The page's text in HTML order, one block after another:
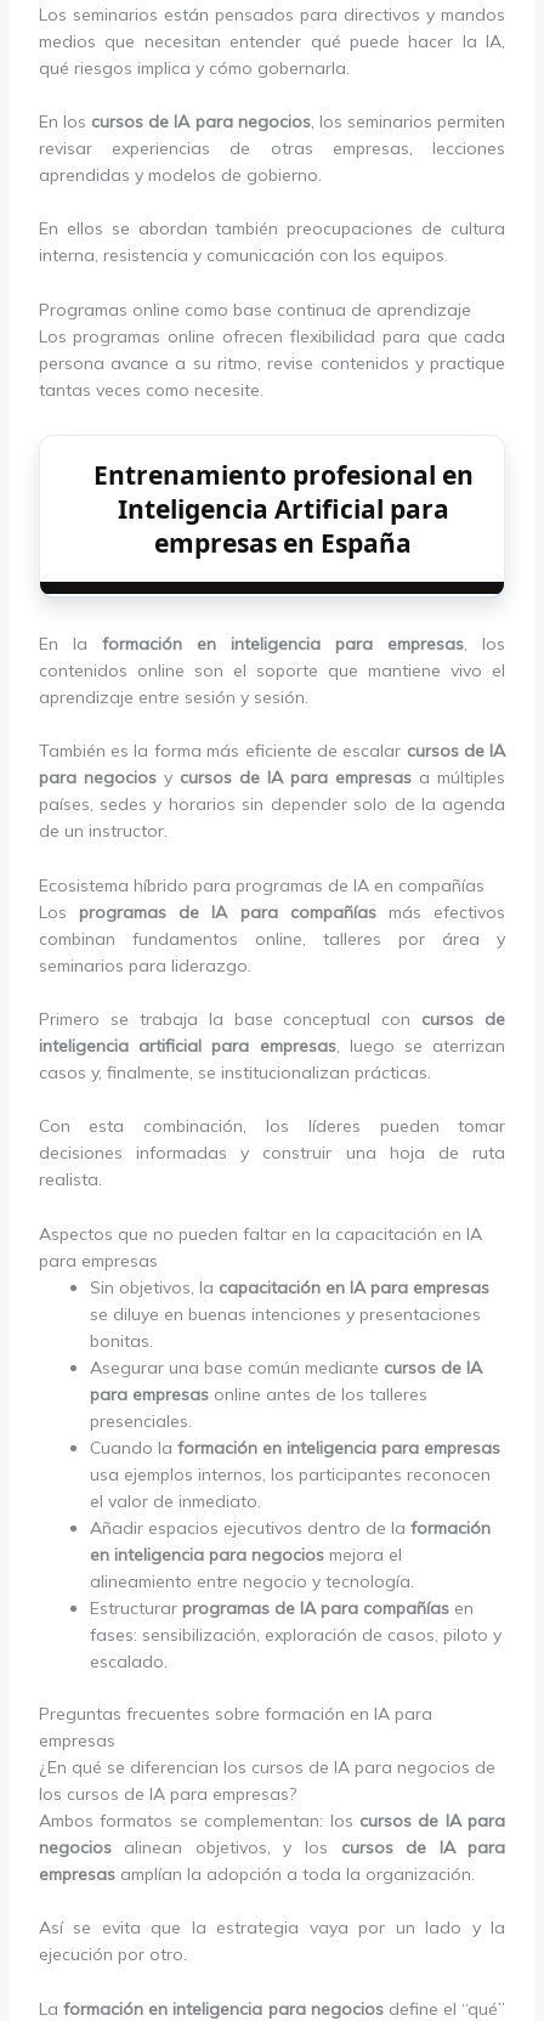
Los seminarios están pensados para directivos y mandos
medios que necesitan entender qué puede hacer la IA,
qué riesgos implica y cómo gobernarla.
En los cursos de IA para negocios, los seminarios permiten
revisar experiencias de otras empresas, lecciones
aprendidas y modelos de gobierno.
En ellos se abordan también preocupaciones de cultura
interna, resistencia y comunicación con los equipos.
Programas online como base continua de aprendizaje
Los programas online ofrecen flexibilidad para que cada
persona avance a su ritmo, revise contenidos y practique
tantas veces como necesite.
Entrenamiento profesional en
Inteligencia Artificial para
empresas en España
En la formación en inteligencia para empresas, los
contenidos online son el soporte que mantiene vivo el
aprendizaje entre sesión y sesión.
También es la forma más eficiente de escalar cursos de IA
para negociosy cursos de IA para empresas a múltiples
países, sedes y horarios sin depender solo de la agenda
de un instructor.
Ecosistema híbrido para programas de IA en compañías
Los programas de IA para compañíasmás efectivos
combinan fundamentos online, talleres por área y
seminarios para liderazgo.
Primero se trabaja la base conceptual con cursos de
inteligencia artificial para empresas, luego se aterrizan
casos y, finalmente, se institucionalizan prácticas.
Con esta combinación, los líderes pueden tomar
decisiones informadas y construir una hoja de ruta
realista.
Aspectos que no pueden faltar en la capacitación en IA
para empresas
Sin objetivos, la capacitación en IA para empresas
se diluye en buenas intenciones y presentaciones
bonitas.
Asegurar una base común mediante cursos de IA
para empresasonline antes de los talleres
presenciales.
Cuando la formación en inteligencia para empresas
usa ejemplos internos, los participantes reconocen
el valor de inmediato.
Añadir espacios ejecutivos dentro de la formación
en inteligencia para negociosmejora el
alineamiento entre negocio y tecnología.
Estructurar programas de IA para compañíasen
fases: sensibilización, exploración de casos, piloto y
escalado.
Preguntas frecuentes sobre formación en IA para
empresas
¿En qué se diferencian los cursos de IA para negocios de
los cursos de IA para empresas?
Ambos formatos se complementan: los cursos de IA para
negociosalinean objetivos, y los cursos de IA para
empresasamplían la adopción a toda la organización.
Así se evita que la estrategia vaya por un lado y la
ejecución por otro.
La formación en inteligencia para negociosdefine el “qué”